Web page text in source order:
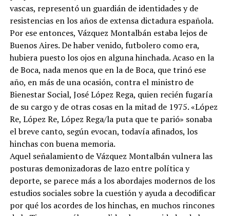
vascas, representó un guardián de identidades y de
resistencias en los años de extensa dictadura española.
Por ese entonces, Vázquez Montalbán estaba lejos de
Buenos Aires. De haber venido, futbolero como era,
hubiera puesto los ojos en alguna hinchada. Acaso en la
de Boca, nada menos que en la de Boca, que trinó ese
año, en más de una ocasión, contra el ministro de
Bienestar Social, José López Rega, quien recién fugaría
de su cargo y de otras cosas en la mitad de 1975. «López
Re, López Re, López Rega/la puta que te parió» sonaba
el breve canto, según evocan, todavía afinados, los
hinchas con buena memoria.
Aquel señalamiento de Vázquez Montalbán vulnera las
posturas demonizadoras de lazo entre política y
deporte, se parece más a los abordajes modernos de los
estudios sociales sobre la cuestión y ayuda a decodificar
por qué los acordes de los hinchas, en muchos rincones